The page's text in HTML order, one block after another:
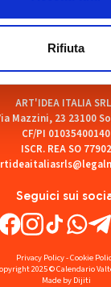
Rifiuta
Seguici sui
ART'IDEA ITALIA
Mazzini, 23 23100
CF/PI 01035400140
ISCR. REA SO 77902
Privacy Policy-Cookie
2025 © Calendario
Made by Dijiti